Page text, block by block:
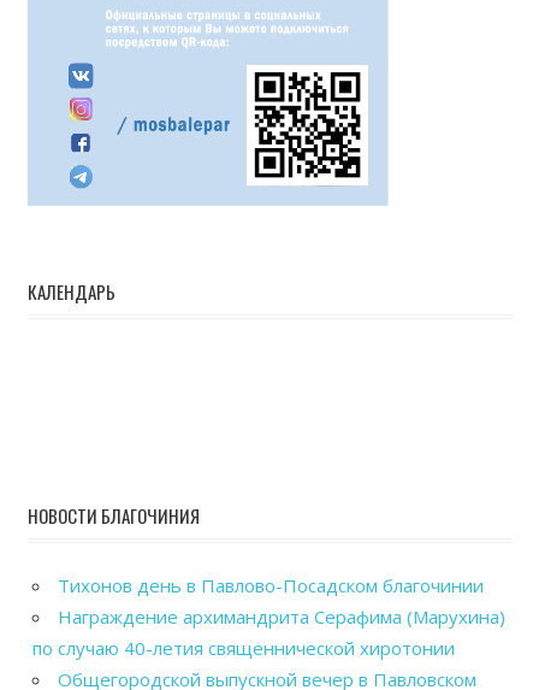
КАЛЕНДАРЬ
НОВОСТИ БЛАГОЧИНИЯ
Тихонов день в Павлово-Посадском благочинии
Награждение архимандрита Серафима (Марухина)
по случаю 40-летия священнической хиротонии
Общегородской выпускной вечер в Павловском